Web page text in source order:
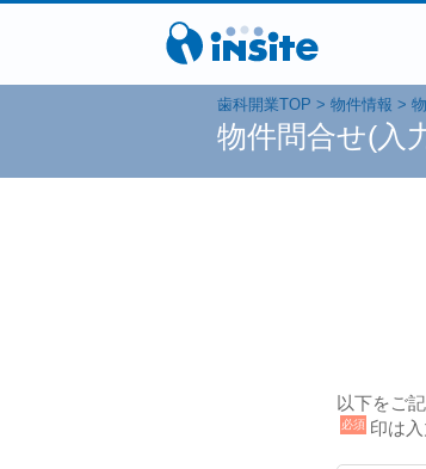
歯科開業TOP 物件情報
物件問合せ(入
以下をご
必須 印は